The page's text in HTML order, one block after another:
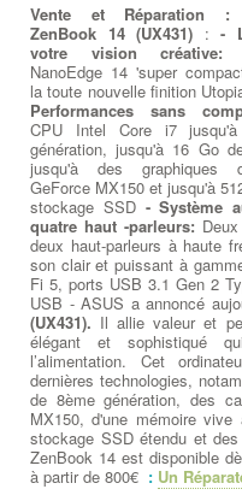
Vente et Réparation :
ZenBook 14 (UX431) :-
votre vision créative:
NanoEdge 14 'super
la toute nouvelle finition
Performances sans
CPU Intel Core i7
génération, jusqu'à 16 Go
jusqu'à des graphiques
GeForce MX150 et jusqu'à
stockage SSD - Système
quatre haut -parleurs:
deux haut-parleurs à haute
son clair et puissant à
Fi 5, ports USB 3.1 Gen 2
USB - ASUS a annoncé
(UX431). Il allie valeur et
élégant et sophistiqué
l’alimentation. Cet
dernières technologies,
de 8ème génération, des
MX150, d'une mémoire
stockage SSD étendu et
ZenBook 14 est disponible
à partir de 800€ : Un